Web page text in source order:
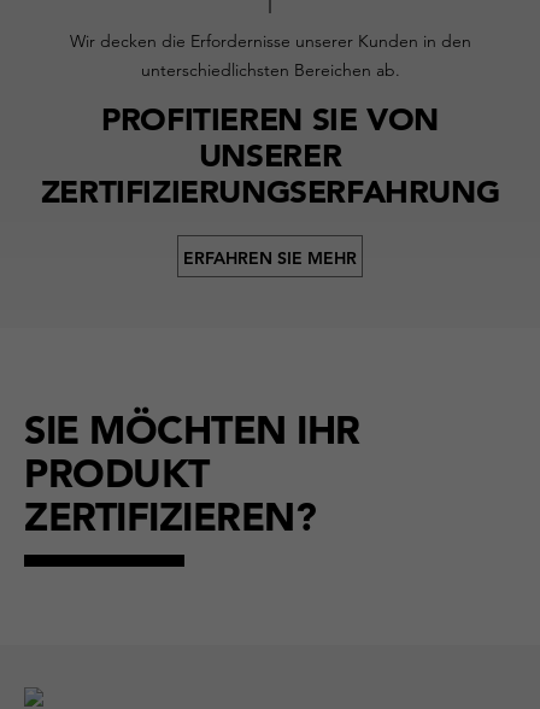
Wir decken die Erfordernisse unserer Kunden in den
unterschiedlichsten Bereichen ab.
PROFITIEREN SIE VON
UNSERER
ZERTIFIZIERUNGSERFAHRUNG
ERFAHREN SIE MEHR
SIE MÖCHTEN IHR
PRODUKT
ZERTIFIZIEREN?